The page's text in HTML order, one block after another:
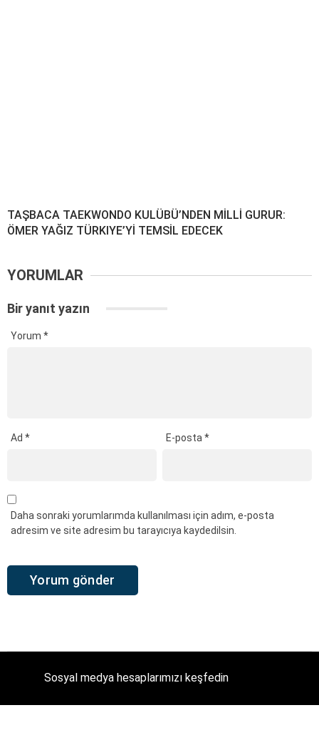
​TAŞBACA TAEKWONDO KULÜBÜ’NDEN MİLLİ GURUR:
ÖMER YAĞIZ TÜRKIYE’Yİ TEMSİL EDECEK
YORUMLAR
Bir yanıt yazın
Yorum *
Ad * E-posta*
Daha sonraki yorumlarımda kullanılması için adım, e-posta
adresim ve site adresim bu tarayıcıya kaydedilsin.
Sosyal medya hesaplarımızı keşfedin